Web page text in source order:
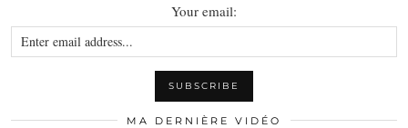
Your email:
MA DERNIÈRE VIDÉO